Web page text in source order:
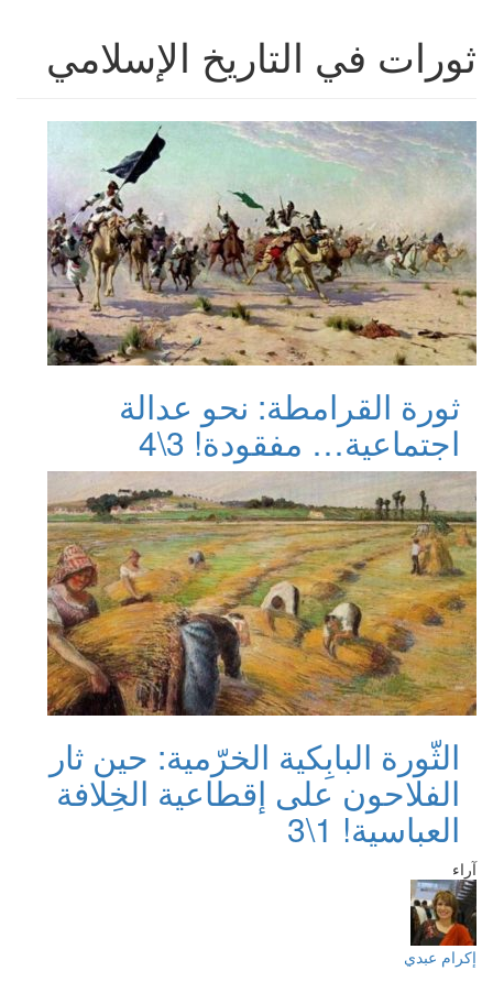
ثورات في التاريخ الإسلامي
ثورة القرامطة: نحو عدالة
اجتماعية… مفقودة! 3\4
الثّورة البابِكية الخرّمية: حين ثار
الفلاحون على إقطاعية الخِلافة
العباسية! 1\3
آراء
إكرام عبدي